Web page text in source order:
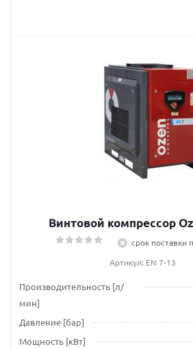
Винтовой компрессор
срок поставки
Артикул: EN 7-13
Производительность [л/
мин]
Давление [бар]
Мощность [кВт]